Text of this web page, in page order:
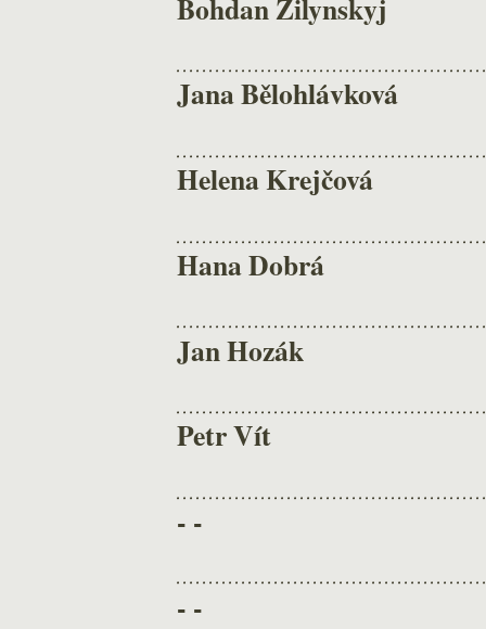
Bohdan Zilynskyj
Jana Bělohlávková
Helena Krejčová
Hana Dobrá
Jan Hozák
Petr Vít
- -
- -